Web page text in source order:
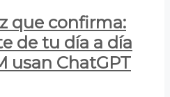
que confirma:
de tu día a día
usan ChatGPT